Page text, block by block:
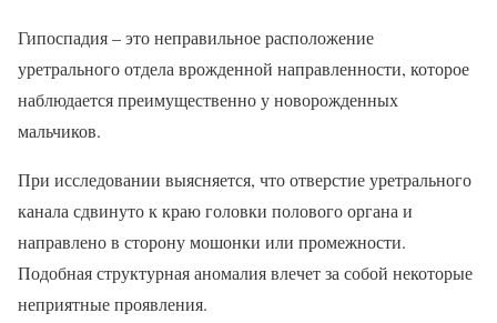
Гипоспадия – это неправильное расположение
уретрального отдела врожденной направленности, которое
наблюдается преимущественно у новорожденных
мальчиков.
При исследовании выясняется, что отверстие уретрального
канала сдвинуто к краю головки полового органа и
направлено в сторону мошонки или промежности.
Подобная структурная аномалия влечет за собой некоторые
неприятные проявления.